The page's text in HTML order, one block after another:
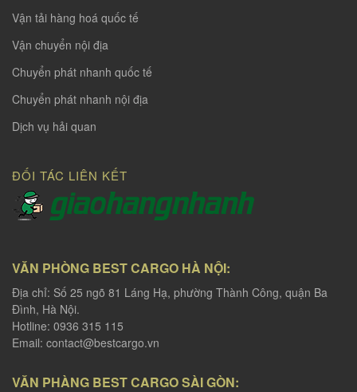
Vận tải hàng hoá quốc tế
Vận chuyển nội địa
Chuyển phát nhanh quốc tế
Chuyển phát nhanh nội địa
Dịch vụ hải quan
ĐỐI TÁC LIÊN KẾT
VĂN PHÒNG BEST CARGO HÀ NỘI:
Địa chỉ: Số 25 ngõ 81 Láng Hạ, phường Thành Công, quận Ba
Đình, Hà Nội.
Hotline: 0936 315 115
Email: contact@bestcargo.vn
VĂN PHÀNG BEST CARGO SÀI GÒN: